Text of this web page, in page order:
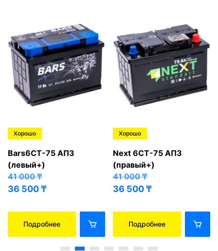
Хорошо
Bars6СТ-75 АПЗ
(левый+)
41 000₸
36 500₸
Подробнее
Хорошо
Next 6СТ-75 АПЗ
(правый+)
41 000₸
36 500₸
Подробнее